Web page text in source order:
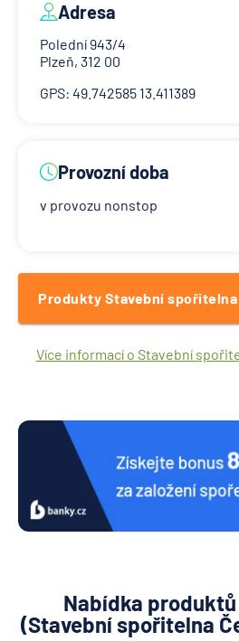
Adresa
Polední 943/4
Plzeň, 312 00
GPS: 49.742585 13.411389
Provozní doba
v provozu nonstop
Produkty Stavební
Více informací o Stavební
Nabídka
(Stavební spořitelna